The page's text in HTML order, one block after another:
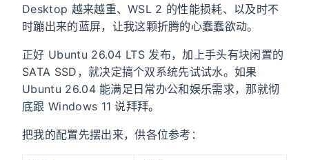
Desktop 越来越重、WSL 2 的性能损耗、以及时不
时蹦出来的蓝屏，让我这颗折腾的心蠢蠢欲动。
正好 Ubuntu 26.04 LTS 发布，加上手头有块闲置的
SATA SSD，就决定搞个双系统先试试水。如果
Ubuntu 26.04 能满足日常办公和娱乐需求，那就彻
底跟 Windows 11 说拜拜。
把我的配置先摆出来，供各位参考：